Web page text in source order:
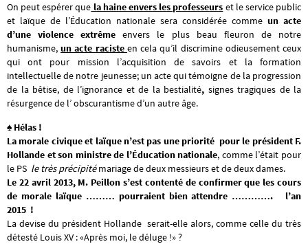
On peut espérer que la haine envers les professeurs et le service public
et laïque de l’Éducation nationale sera considérée comme un acte
d’une violence extrême envers le plus beau fleuron de notre
humanisme,un acte raciste en cela qu’il discrimine odieusement ceux
qui ont pour mission l’acquisition de savoirs et la formation
intellectuelle de notre jeunesse; un acte qui témoigne de la progression
de la bêtise, de l’ignorance et de la bestialité, signes tragiques de la
résurgence de l’ obscurantisme d’un autre âge.
♠ Hélas !
La morale civique et laïque n’est pas une priorité pour le président F.
Hollande et son ministre de l’Éducation nationale, comme l’était pour
le PS le très précipitémariage de deux messieurs et de deux dames.
Le 22 avril 2013, M. Peillon s’est contenté de confirmer que les cours
de morale laïque ……… pourraient bien attendre …………. l’an
2015 !
La devise du président Hollande serait-elle alors, comme celle du très
détesté Louis XV : «Après moi, le déluge !» ?